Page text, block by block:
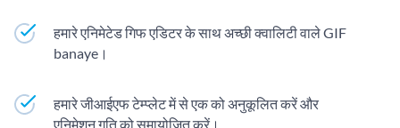
हमारे एनिमेटेड गिफ एडिटर के साथ अच्छी क्वालिटी वाले GIF
banaye।
हमारे जीआईएफ टेम्प्लेट में से एक को अनुकूलित करें और
एनिमेशन गति को समायोजित करें।